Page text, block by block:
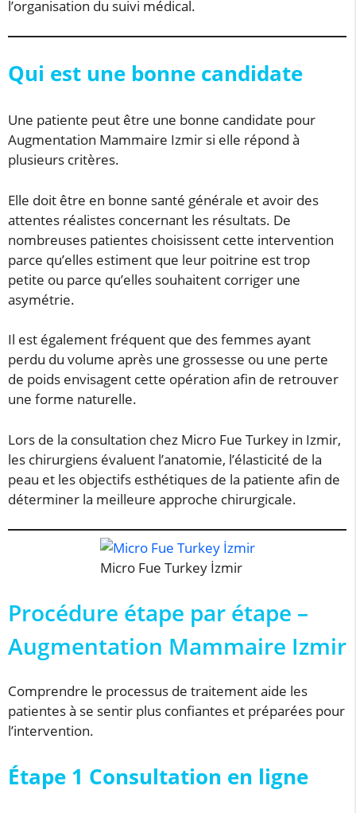
l’organisation du suivi médical.
Qui est une bonne candidate
Une patiente peut être une bonne candidate pour
Augmentation Mammaire Izmir si elle répond à
plusieurs critères.
Elle doit être en bonne santé générale et avoir des
attentes réalistes concernant les résultats. De
nombreuses patientes choisissent cette intervention
parce qu’elles estiment que leur poitrine est trop
petite ou parce qu’elles souhaitent corriger une
asymétrie.
Il est également fréquent que des femmes ayant
perdu du volume après une grossesse ou une perte
de poids envisagent cette opération afin de retrouver
une forme naturelle.
Lors de la consultation chez Micro Fue Turkey in Izmir,
les chirurgiens évaluent l’anatomie, l’élasticité de la
peau et les objectifs esthétiques de la patiente afin de
déterminer la meilleure approche chirurgicale.
Micro Fue Turkey İzmir
Procédure étape par étape –
Augmentation Mammaire Izmir
Comprendre le processus de traitement aide les
patientes à se sentir plus confiantes et préparées pour
l’intervention.
Étape 1 Consultation en ligne